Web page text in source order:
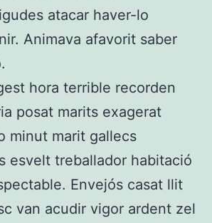
atacar haver-lo
Animava afavorit saber
hora terrible recorden
posat marits exagerat
minut marit gallecs
esvelt treballador habitació
Envejós casat llit
van acudir vigor ardent zel